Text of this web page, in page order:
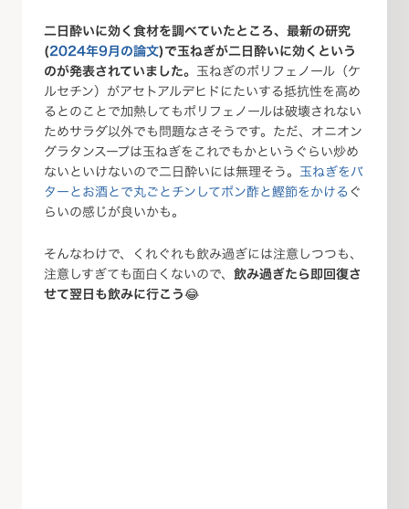
二日酔いに効く食材を調べていたところ、最新の研究
(2024年9月の論文)で玉ねぎが二日酔いに効くという
のが発表されていました。 玉ねぎのポリフェノール（ケ
ルセチン）がアセトアルデヒドにたいする抵抗性を高め
るとのことで加熱してもポリフェノールは破壊されない
ためサラダ以外でも問題なさそうです。ただ、オニオン
グラタンスープは玉ねぎをこれでもかというぐらい炒め
ないといけないので二日酔いには無理そう。 玉ねぎをバ
ターとお酒とで丸ごとチンしてポン酢と鰹節をかけるぐ
らいの感じが良いかも。
そんなわけで、くれぐれも飲み過ぎには注意しつつも、
注意しすぎても面白くないので、 飲み過ぎたら即回復さ
せて翌日も飲みに行こう😂